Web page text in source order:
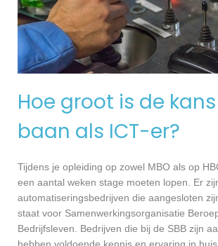
Hoe groot is de
baan als ICT-er?
Tijdens je opleiding op zowel MBO als op
een aantal weken stage moeten lopen. Er
automatiseringsbedrijven die aangesloten
staat voor Samenwerkingsorganisatie
Bedrijfsleven. Bedrijven die bij de SBB zijn